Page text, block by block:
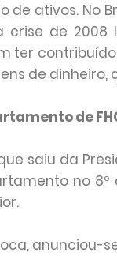
de ativos. No
crise de 2008
ter
de dinheiro,
de
saiu da
no 8º
anunciou-